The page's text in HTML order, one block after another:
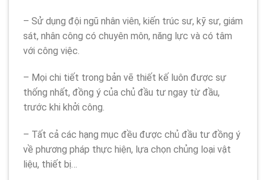
– Sử dụng đội ngũ nhân viên, kiến trúc sư, kỹ sư, giám
sát, nhân công có chuyên môn, năng lực và có tâm
với công việc.
– Mọi chi tiết trong bản vẽ thiết kế luôn được sự
thống nhất, đồng ý của chủ đầu tư ngay từ đầu,
trước khi khởi công.
– Tất cả các hạng mục đều được chủ đầu tư đồng ý
về phương pháp thực hiện, lựa chọn chủng loại vật
liệu, thiết bị…